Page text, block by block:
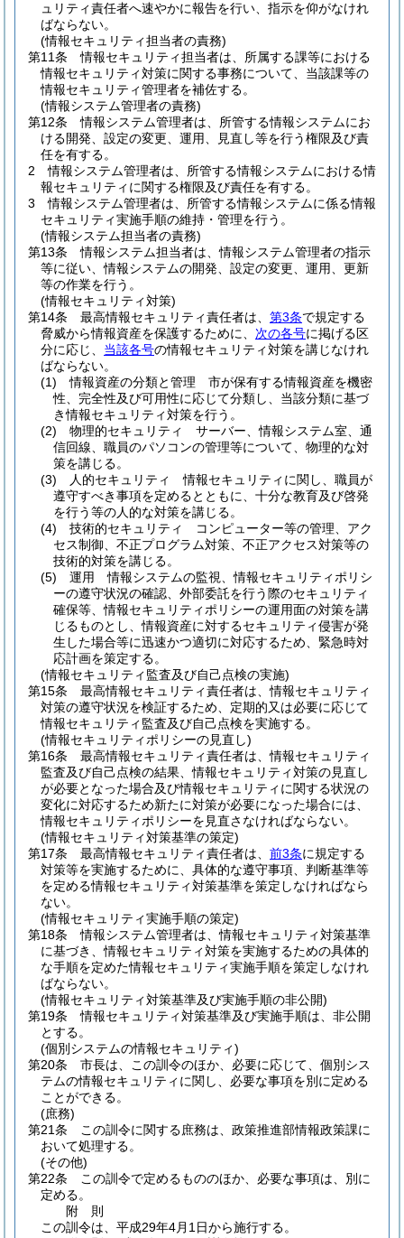
ュリティ責任者へ速やかに報告を行い、指示を仰がなけれ
ばならない。
(情報セキュリティ担当者の責務)
第11条
情報セキュリティ担当者は、所属する課等における
情報セキュリティ対策に関する事務について、当該課等の
情報セキュリティ管理者を補佐する。
(情報システム管理者の責務)
第12条
情報システム管理者は、所管する情報システムにお
ける開発、設定の変更、運用、見直し等を行う権限及び責
任を有する。
2
情報システム管理者は、所管する情報システムにおける情
報セキュリティに関する権限及び責任を有する。
3
情報システム管理者は、所管する情報システムに係る情報
セキュリティ実施手順の維持・管理を行う。
(情報システム担当者の責務)
第13条
情報システム担当者は、情報システム管理者の指示
等に従い、情報システムの開発、設定の変更、運用、更新
等の作業を行う。
(情報セキュリティ対策)
第14条
最高情報セキュリティ責任者は、 第3条で規定する
脅威から情報資産を保護するために、 次の各号に掲げる区
分に応じ、 当該各号の情報セキュリティ対策を講じなけれ
ばならない。
(1)
情報資産の分類と管理 市が保有する情報資産を機密
性、完全性及び可用性に応じて分類し、当該分類に基づ
き情報セキュリティ対策を行う。
(2)
物理的セキュリティ サーバー、情報システム室、通
信回線、職員のパソコンの管理等について、物理的な対
策を講じる。
(3)
人的セキュリティ 情報セキュリティに関し、職員が
遵守すべき事項を定めるとともに、十分な教育及び啓発
を行う等の人的な対策を講じる。
(4)
技術的セキュリティ コンピューター等の管理、アク
セス制御、不正プログラム対策、不正アクセス対策等の
技術的対策を講じる。
(5)
運用 情報システムの監視、情報セキュリティポリシ
ーの遵守状況の確認、外部委託を行う際のセキュリティ
確保等、情報セキュリティポリシーの運用面の対策を講
じるものとし、情報資産に対するセキュリティ侵害が発
生した場合等に迅速かつ適切に対応するため、緊急時対
応計画を策定する。
(情報セキュリティ監査及び自己点検の実施)
第15条
最高情報セキュリティ責任者は、情報セキュリティ
対策の遵守状況を検証するため、定期的又は必要に応じて
情報セキュリティ監査及び自己点検を実施する。
(情報セキュリティポリシーの見直し)
第16条
最高情報セキュリティ責任者は、情報セキュリティ
監査及び自己点検の結果、情報セキュリティ対策の見直し
が必要となった場合及び情報セキュリティに関する状況の
変化に対応するため新たに対策が必要になった場合には、
情報セキュリティポリシーを見直さなければならない。
(情報セキュリティ対策基準の策定)
第17条
最高情報セキュリティ責任者は、 前3条に規定する
対策等を実施するために、具体的な遵守事項、判断基準等
を定める情報セキュリティ対策基準を策定しなければなら
ない。
(情報セキュリティ実施手順の策定)
第18条
情報システム管理者は、情報セキュリティ対策基準
に基づき、情報セキュリティ対策を実施するための具体的
な手順を定めた情報セキュリティ実施手順を策定しなけれ
ばならない。
(情報セキュリティ対策基準及び実施手順の非公開)
第19条
情報セキュリティ対策基準及び実施手順は、非公開
とする。
(個別システムの情報セキュリティ)
第20条
市長は、この訓令のほか、必要に応じて、個別シス
テムの情報セキュリティに関し、必要な事項を別に定める
ことができる。
(庶務)
第21条
この訓令に関する庶務は、政策推進部情報政策課に
おいて処理する。
(その他)
第22条
この訓令で定めるもののほか、必要な事項は、別に
定める。
附 則
この訓令は、平成29年4月1日から施行する。